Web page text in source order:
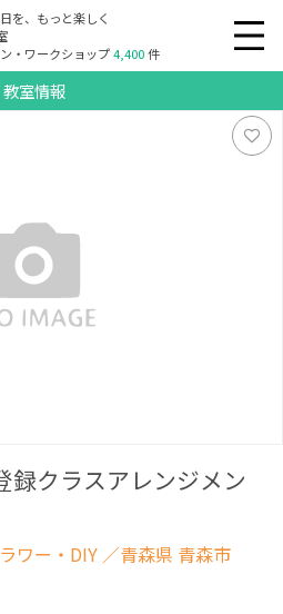
を、もっと楽しく
・ワークショップ4,400件
教室情報
録クラスアレンジメン
ワー・DIY ／青森県 青森市